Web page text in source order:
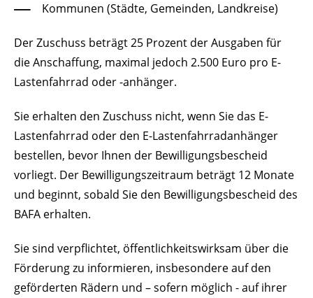
Kommunen (Städte, Gemeinden, Landkreise)
Der Zuschuss beträgt 25 Prozent der Ausgaben für
die Anschaffung, maximal jedoch 2.500 Euro pro E-
Lastenfahrrad oder -anhänger.
Sie erhalten den Zuschuss nicht, wenn Sie das E-
Lastenfahrrad oder den E-Lastenfahrradanhänger
bestellen, bevor Ihnen der Bewilligungsbescheid
vorliegt. Der Bewilligungszeitraum beträgt 12 Monate
und beginnt, sobald Sie den Bewilligungsbescheid des
BAFA erhalten.
Sie sind verpflichtet, öffentlichkeitswirksam über die
Förderung zu informieren, insbesondere auf den
geförderten Rädern und – sofern möglich - auf ihrer